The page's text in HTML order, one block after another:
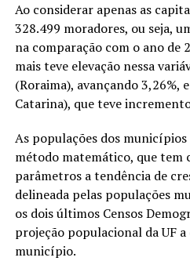
Ao considerar apenas as
328.499 moradores, ou seja,
na comparação com o ano de
mais teve elevação nessa
(Roraima), avançando 3,26%,
Catarina), que teve
As populações dos
método matemático, que tem
parâmetros a tendência de
delineada pelas populações
os dois últimos Censos
projeção populacional da UF
município.